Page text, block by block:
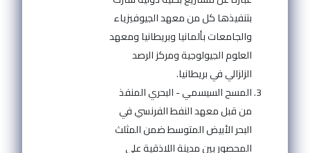
بتنفيذها كل من معهد الجيوفيزياء
والجامعات بألمانيا وبريطانيا ومعهد
العلوم الجيولوجية ومركز الرصد
الزلزالي في بريطانيا.
المسح السيسمي - البحري المنفذ
من قبل معهد النفط الفرنسي في
البحر الأبيض المتوسط ضمن المثلث
المحصور بين مدينة اللاذقية على